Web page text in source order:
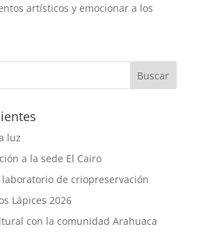
artísticos y emocionar a los
luz
a la sede El Cairo
laboratorio de criopreservación
Lápices 2026
con la comunidad Arahuaca